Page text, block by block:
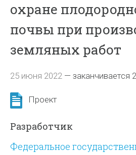
охране
почвы при
земляных работ
25 июня 2022 —заканчивается
Проект
Разработчик
Федеральное